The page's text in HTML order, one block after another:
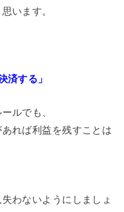
います。
済する」
ルでも、
れば利益を残すことは
わないようにしましょ